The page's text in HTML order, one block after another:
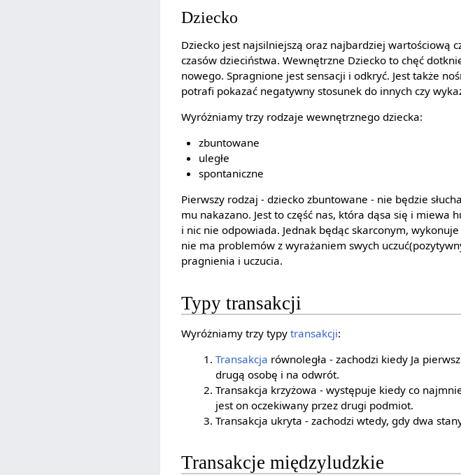
Dziecko
Dziecko jest najsilniejszą oraz najbardziej wartościową
czasów dzieciństwa. Wewnętrzne Dziecko to chęć
nowego. Spragnione jest sensacji i odkryć. Jest także
potrafi pokazać negatywny stosunek do innych czy
Wyróżniamy trzy rodzaje wewnętrznego dziecka:
zbuntowane
uległe
spontaniczne
Pierwszy rodzaj - dziecko zbuntowane - nie będzie
mu nakazano. Jest to część nas, która dąsa się i miewa
i nic nie odpowiada. Jednak będąc skarconym,
nie ma problemów z wyrażaniem swych
pragnienia i uczucia.
Typy transakcji
Wyróżniamy trzy typytransakcji:
Transakcja równoległa - zachodzi kiedy Ja
drugą osobę i na odwrót.
Transakcja krzyżowa - występuje kiedy co
jest on oczekiwany przez drugi podmiot.
Transakcja ukryta - zachodzi wtedy, gdy dwa
Transakcje międzyludzkie